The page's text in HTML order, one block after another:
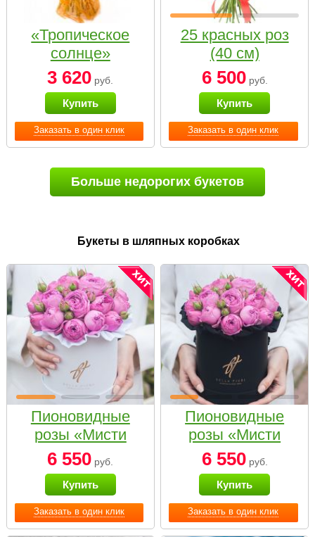
Заказать в один клик
«Тропическое
солнце»
3 620 руб.
Купить
Заказать в один клик
25 красных роз
(40 см)
6 500руб.
Купить
Больше недорогих букетов
Букеты в шляпных коробках
Заказать в один клик
Пионовидные
розы «Мисти
бабблс» в белой
коробке Small
6 550 руб.
Купить
Заказать в один клик
Пионовидные
розы «Мисти
бабблс» в
черной коробке
Small
6 550руб.
Купить